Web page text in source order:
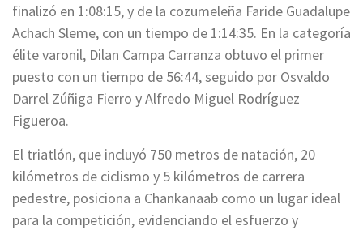
finalizó en 1:08:15, y de la cozumeleña Faride Guadalupe
Achach Sleme, con un tiempo de 1:14:35. En la categoría
élite varonil, Dilan Campa Carranza obtuvo el primer
puesto con un tiempo de 56:44, seguido por Osvaldo
Darrel Zúñiga Fierro y Alfredo Miguel Rodríguez
Figueroa.
El triatlón, que incluyó 750 metros de natación, 20
kilómetros de ciclismo y 5 kilómetros de carrera
pedestre, posiciona a Chankanaab como un lugar ideal
para la competición, evidenciando el esfuerzo y